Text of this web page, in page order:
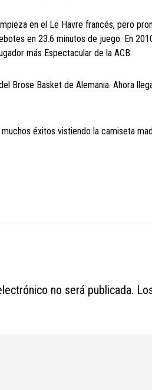
en el Le Havre francés, pero
en 23.6 minutos de juego. En
más Espectacular de la ACB.
Brose Basket de Alemania. Ahora
éxitos vistiendo la camiseta
no será publicada.